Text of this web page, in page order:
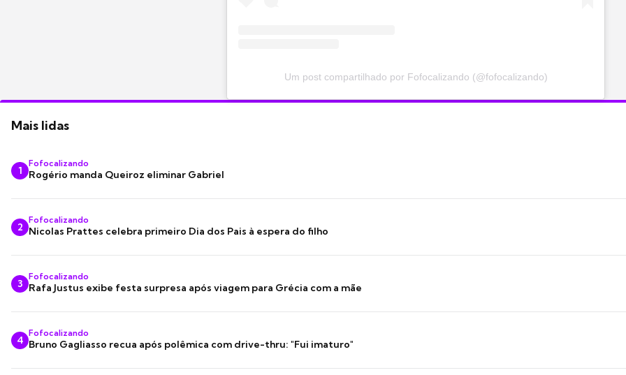
Um post compartilhado por Fofocalizando (@fofocalizando)
Mais lidas
1
Fofocalizando
Rogério manda Queiroz eliminar Gabriel
2
Fofocalizando
Nicolas Prattes celebra primeiro Dia dos Pais à espera do filho
3
Fofocalizando
Rafa Justus exibe festa surpresa após viagem para Grécia com a mãe
4
Fofocalizando
Bruno Gagliasso recua após polêmica com drive-thru: "Fui imaturo"